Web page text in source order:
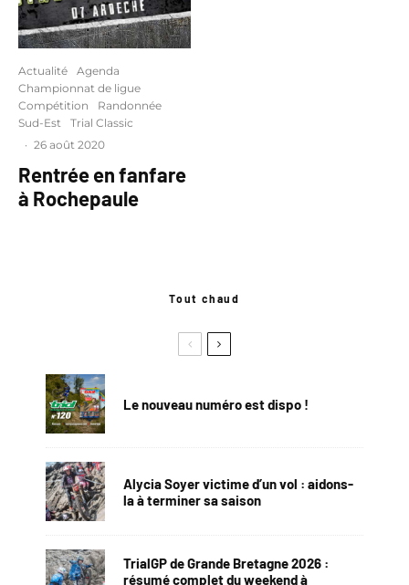
Actualité
Agenda
Championnat de ligue
Compétition
Randonnée
Sud-Est
Trial Classic
· 26 août 2020
Rentrée en fanfare
à Rochepaule
Tout chaud
Le nouveau numéro est dispo !
Alycia Soyer victime d’un vol : aidons-
la à terminer sa saison
TrialGP de Grande Bretagne 2026 :
résumé complet du weekend à